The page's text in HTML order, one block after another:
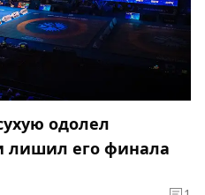
одолел
его финала